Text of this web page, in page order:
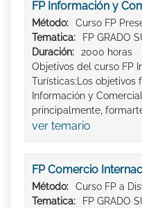
FP Información y
Método:
Curso FP
Tematica:
FP GRADO
Duración:
2000 horas
Objetivos del curso FP
Turísticas:Los objetivos
Información y
principalmente,
ver temario
FP Comercio
Método:
Curso FP a
Tematica:
FP GRADO